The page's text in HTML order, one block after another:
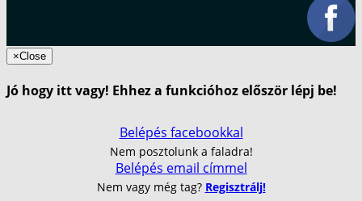
×Close
Jó hogy itt vagy! Ehhez a funkcióhoz először lépj be!
Belépés facebookkal
Nem posztolunk a faladra!
Belépés email címmel
Nem vagy még tag? Regisztrálj!